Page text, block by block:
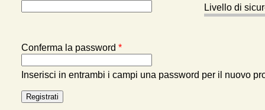
Livello di
Conferma la password *
Inserisci in entrambi i campi una password per il nuovo